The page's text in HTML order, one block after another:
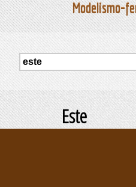
Modelismo-
Este